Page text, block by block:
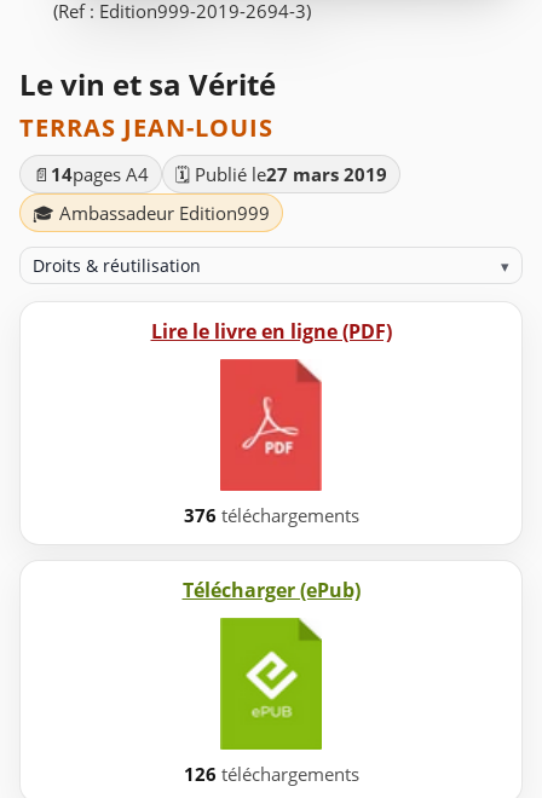
(Ref : Edition999-2019-2694-3)
Le vin et sa Vérité
TERRAS JEAN-LOUIS
📄 14pages A4 🗓️ Publié le27 mars 2019
🎓 Ambassadeur Edition999
Droits & réutilisation ▾
Lire le livre en ligne (PDF)
376 téléchargements
Télécharger (ePub)
126 téléchargements